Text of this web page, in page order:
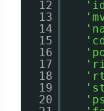
12
13
14
15
16
17
18
19
20